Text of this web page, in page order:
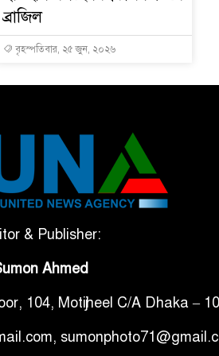
ব্রাজিল
বৃহস্পতিবার, ২৫ জুন, ২০২৬
& Publisher:
Ahmed
104, Motijheel C/A Dhaka –